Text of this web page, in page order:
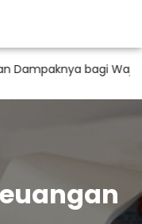
bagi Wajib